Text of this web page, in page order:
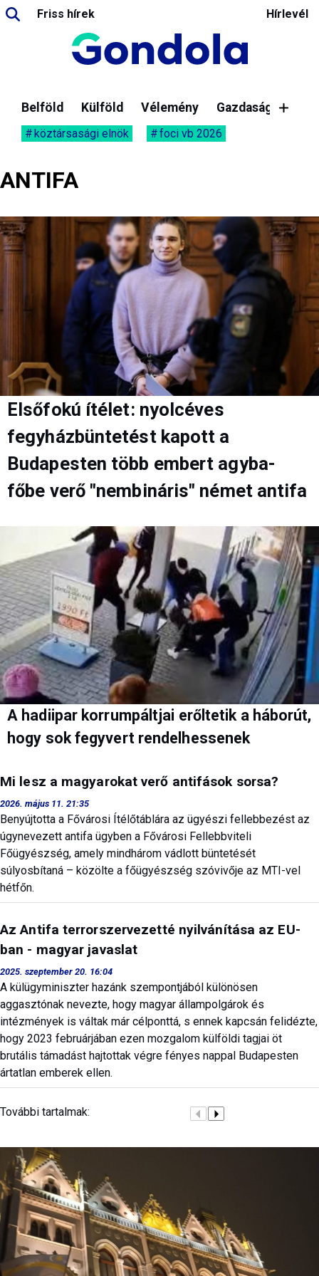
Friss hírek Hírlevél
Belföld Külföld Vélemény Gazdaság
köztársasági elnök foci vb 2026
ANTIFA
Elsőfokú ítélet: nyolcéves
fegyházbüntetést kapott a
Budapesten több embert agyba-
főbe verő "nembináris" német antifa
A hadiipar korrumpáltjai erőltetik a háborút,
hogy sok fegyvert rendelhessenek
Mi lesz a magyarokat verő antifások sorsa?
2026. május 11. 21:35
Benyújtotta a Fővárosi Ítélőtáblára az ügyészi fellebbezést az
úgynevezett antifa ügyben a Fővárosi Fellebbviteli
Főügyészség, amely mindhárom vádlott büntetését
súlyosbítaná – közölte a főügyészség szóvivője az MTI-vel
hétfőn.
Az Antifa terrorszervezetté nyilvánítása az EU-
ban - magyar javaslat
2025. szeptember 20. 16:04
A külügyminiszter hazánk szempontjából különösen
aggasztónak nevezte, hogy magyar állampolgárok és
intézmények is váltak már célponttá, s ennek kapcsán felidézte,
hogy 2023 februárjában ezen mozgalom külföldi tagjai öt
brutális támadást hajtottak végre fényes nappal Budapesten
ártatlan emberek ellen.
További tartalmak: